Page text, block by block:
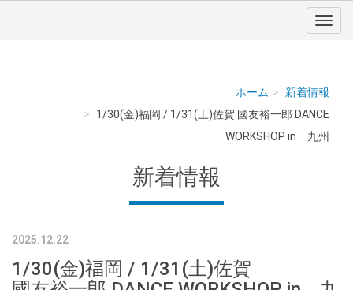
ホーム
新着情報
1/30(金)福岡 / 1/31(土)佐賀 國友裕一郎 DANCE
WORKSHOP in 九州
新着情報
2025.12.22
1/30(金)福岡 / 1/31(土)佐賀